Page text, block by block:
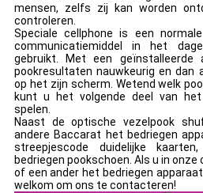
mensen, zelfs zij kan worden
controleren.
Speciale cellphone is een
communicatiemiddel in het
gebruikt. Met een geïnstalleerde
pookresultaten nauwkeurig en dan
op het zijn scherm. Wetend welk
kunt u het volgende deel van het
spelen.
Naast de optische vezelpook
andere Baccarat het bedriegen
streepjescode duidelijke
bedriegen pookschoen. Als u in
of een ander het bedriegen
welkom om ons te contacteren!